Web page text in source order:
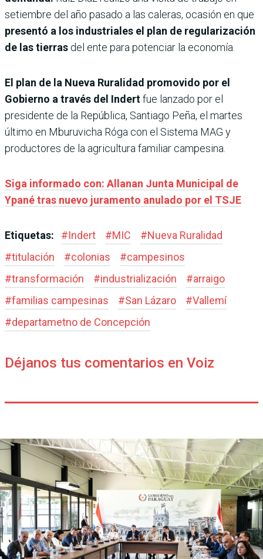
setiembre del año pasado a las caleras, ocasión en que
presentó a los industriales el plan de regularización
de las tierras del ente para potenciar la economía.
El plan de la Nueva Ruralidad promovido por el
Gobierno a través del Indertfue lanzado por el
presidente de la República, Santiago Peña, el martes
último en Mburuvicha Róga con el Sistema MAG y
productores de la agricultura familiar campesina.
Siga informado con: Allanan Junta Municipal de
Ypané tras nuevo juramento anulado por el TSJE
Etiquetas: #Indert #MIC #Nueva Ruralidad
#titulación #colonias #campesinos
#transformación #industrialización #arraigo
#familias campesinas #San Lázaro #Vallemí
#departametno de Concepción
Déjanos tus comentarios en Voiz